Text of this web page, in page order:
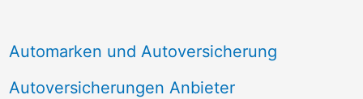
Automarken und Autoversicherung
Autoversicherungen Anbieter